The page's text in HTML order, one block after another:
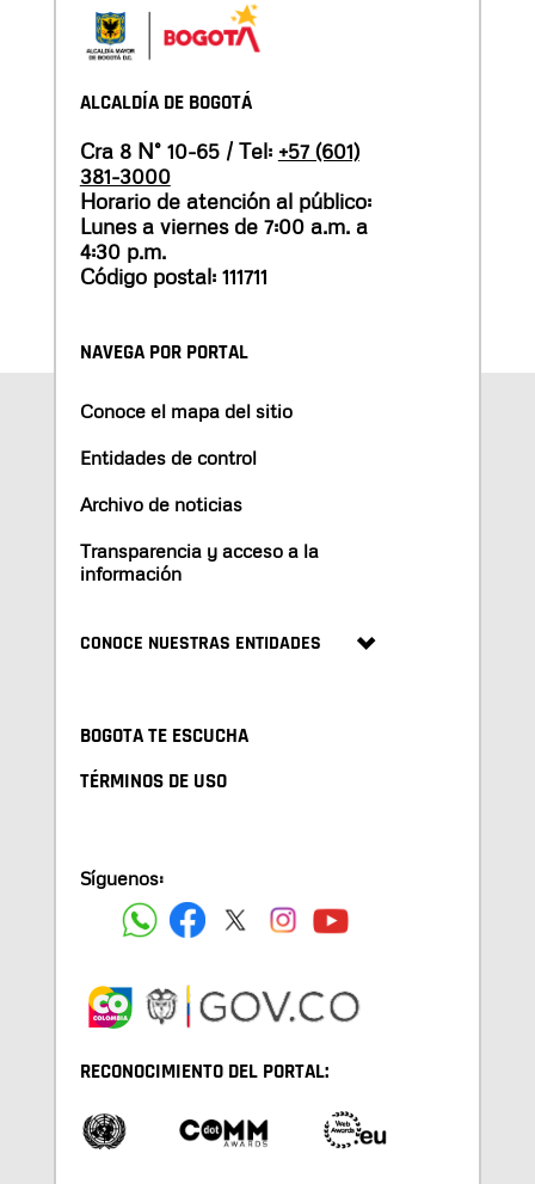
ALCALDÍA DE BOGOTÁ
Cra 8 N° 10-65 / Tel: +57 (601)
381-3000
Horario de atención al público:
Lunes a viernes de 7:00 a.m. a
4:30 p.m.
Código postal: 111711
NAVEGA POR PORTAL
Conoce el mapa del sitio
Entidades de control
Archivo de noticias
Transparencia y acceso a la
información
CONOCE NUESTRAS ENTIDADES
BOGOTA TE ESCUCHA
TÉRMINOS DE USO
Síguenos:
RECONOCIMIENTO DEL PORTAL: